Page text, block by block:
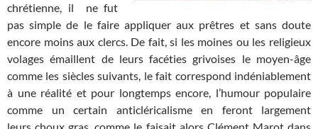
chrétienne, il ne fut
pas simple de le faire appliquer aux prêtres et sans doute
encore moins aux clercs. De fait, si les moines ou les religieux
volages émaillent de leurs facéties grivoises le moyen-âge
comme les siècles suivants, le fait correspond indéniablement
à une réalité et pour longtemps encore, l’humour populaire
comme un certain anticléricalisme en feront largement